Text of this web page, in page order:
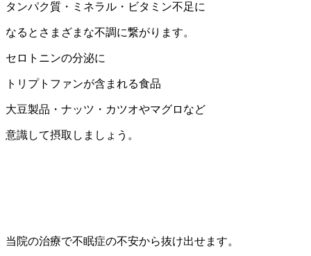
タンパク質・ミネラル・ビタミン不足に
なるとさまざまな不調に繋がります。
セロトニンの分泌に
トリプトファンが含まれる食品
大豆製品・ナッツ・カツオやマグロなど
意識して摂取しましょう。
当院の治療で不眠症の不安から抜け出せます。